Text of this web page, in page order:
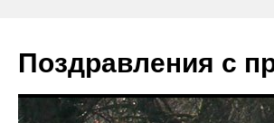
содержимому
Поздравления с